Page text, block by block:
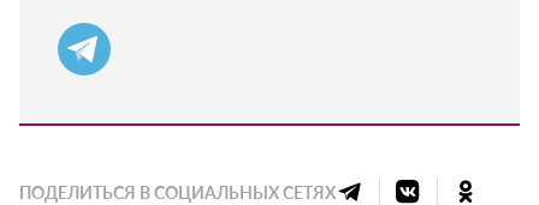
ПОДЕЛИТЬСЯ В СОЦИАЛЬНЫХ СЕТЯХ